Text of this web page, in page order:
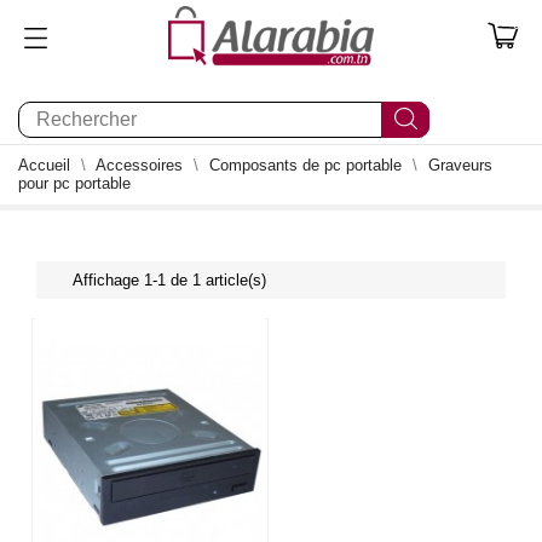
0
Accueil Accessoires Composants de pc portable
Graveurs
pour pc portable
Affichage 1-1 de 1 article(s)